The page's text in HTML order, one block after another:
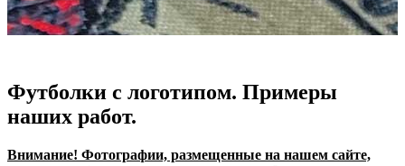
Футболки с логотипом. Примеры
наших работ.
Внимание! Фотографии, размещенные на нашем сайте,